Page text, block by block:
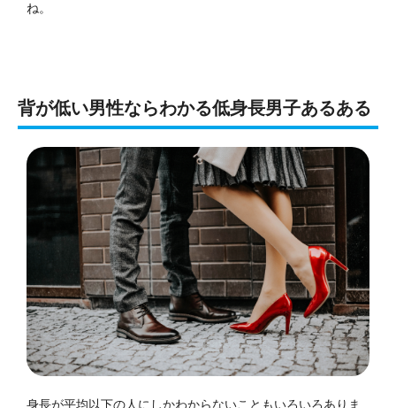
ね。
背が低い男性ならわかる低身長男子あるある
身長が平均以下の人にしかわからないこともいろいろありま